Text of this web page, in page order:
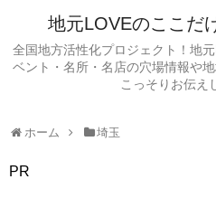
地元LOVEのここだ
全国地方活性化プロジェクト！地
ベント・名所・名店の穴場情報や
こっそりお伝え
ホーム 埼玉
PR